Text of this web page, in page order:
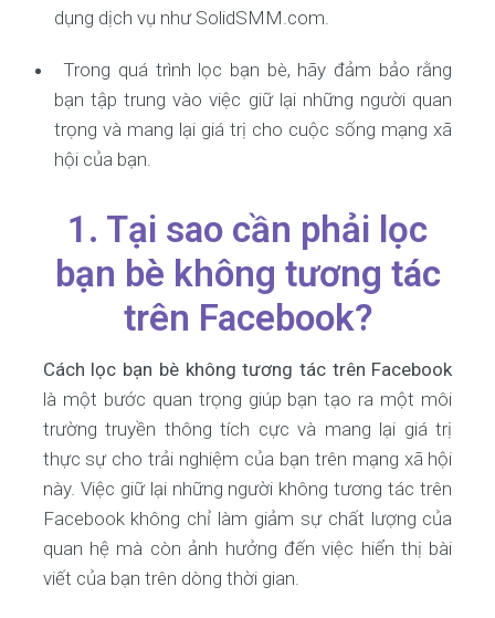
dụng dịch vụ như SolidSMM.com.
Trong quá trình lọc bạn bè, hãy đảm bảo rằng
bạn tập trung vào việc giữ lại những người quan
trọng và mang lại giá trị cho cuộc sống mạng xã
hội của bạn.
1. Tại sao cần phải lọc
bạn bè không tương tác
trên Facebook?
Cách lọc bạn bè không tương tác trên Facebook
là một bước quan trọng giúp bạn tạo ra một môi
trường truyền thông tích cực và mang lại giá trị
thực sự cho trải nghiệm của bạn trên mạng xã hội
này. Việc giữ lại những người không tương tác trên
Facebook không chỉ làm giảm sự chất lượng của
quan hệ mà còn ảnh hưởng đến việc hiển thị bài
viết của bạn trên dòng thời gian.